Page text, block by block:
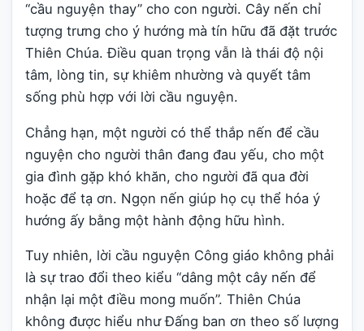
“cầu nguyện thay” cho con người. Cây nến chỉ
tượng trưng cho ý hướng mà tín hữu đã đặt trước
Thiên Chúa. Điều quan trọng vẫn là thái độ nội
tâm, lòng tin, sự khiêm nhường và quyết tâm
sống phù hợp với lời cầu nguyện.
Chẳng hạn, một người có thể thắp nến để cầu
nguyện cho người thân đang đau yếu, cho một
gia đình gặp khó khăn, cho người đã qua đời
hoặc để tạ ơn. Ngọn nến giúp họ cụ thể hóa ý
hướng ấy bằng một hành động hữu hình.
Tuy nhiên, lời cầu nguyện Công giáo không phải
là sự trao đổi theo kiểu “dâng một cây nến để
nhận lại một điều mong muốn”. Thiên Chúa
không được hiểu như Đấng ban ơn theo số lượng